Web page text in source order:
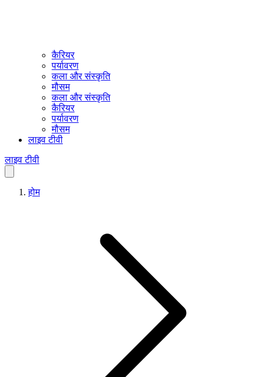
कैरियर
पर्यावरण
कला और संस्कृति
मौसम
कला और संस्कृति
कैरियर
पर्यावरण
मौसम
लाइव टीवी
लाइव टीवी
होम